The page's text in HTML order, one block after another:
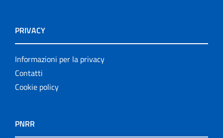
PRIVACY
Informazioni per la privacy
Contatti
Cookie policy
PNRR